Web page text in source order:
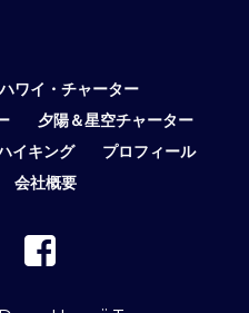
ワイ・チャーター
夕陽＆星空チャーター
イキング
プロフィール
会社概要